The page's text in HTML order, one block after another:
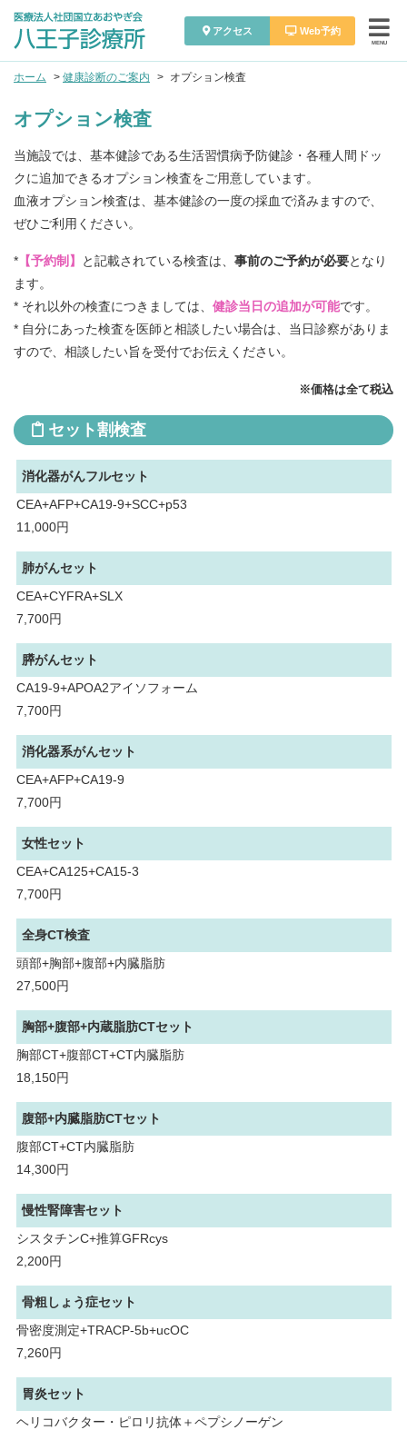
アクセス Web予約
MENU
ホーム 健康診断のご案内 オプション検査
オプション検査
当施設では、基本健診である生活習慣病予防健診・各種人間ドッ
クに追加できるオプション検査をご用意しています。
血液オプション検査は、基本健診の一度の採血で済みますので、
ぜひご利用ください。
* 【予約制】 と記載されている検査は、 事前のご予約が必要となり
ます。
* それ以外の検査につきましては、 健診当日の追加が可能です。
* 自分にあった検査を医師と相談したい場合は、当日診察がありま
すので、相談したい旨を受付でお伝えください。
※価格は全て税込
セット割検査
消化器がんフルセット
CEA+AFP+CA19-9+SCC+p53
11,000円
肺がんセット
CEA+CYFRA+SLX
7,700円
膵がんセット
CA19-9+APOA2アイソフォーム
7,700円
消化器系がんセット
CEA+AFP+CA19-9
7,700円
女性セット
CEA+CA125+CA15-3
7,700円
全身CT検査
頭部+胸部+腹部+内臓脂肪
27,500円
胸部+腹部+内蔵脂肪CTセット
胸部CT+腹部CT+CT内臓脂肪
18,150円
腹部+内臓脂肪CTセット
腹部CT+CT内臓脂肪
14,300円
慢性腎障害セット
シスタチンC+推算GFRcys
2,200円
骨粗しょう症セット
骨密度測定+TRACP-5b+ucOC
7,260円
胃炎セット
ヘリコバクター・ピロリ抗体＋ペプシノーゲン